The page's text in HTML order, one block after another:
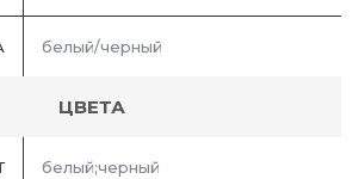
белый/черный
ЦВЕТА
белый;черный